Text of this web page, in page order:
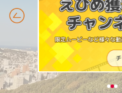
123